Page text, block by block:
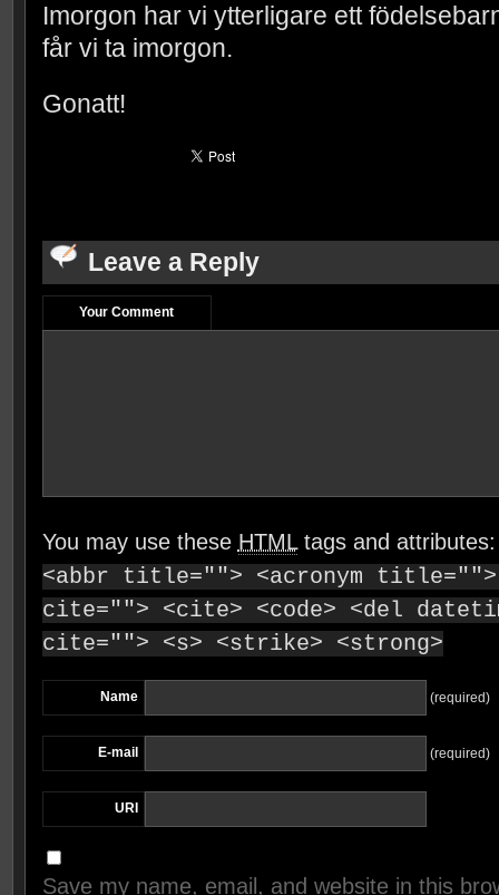
Imorgon har vi ytterligare ett
får vi ta imorgon.
Gonatt!
Leave a Reply
Your Comment
You may use these HTMLtags and
<abbr title=""> <acronym title="">
cite=""> <cite> <code> <del
cite=""> <s> <strike> <strong>
Name (required)
E-mail (required)
URI
Save my name, email, and website in this